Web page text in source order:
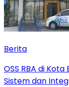
Berita
‎OSS RBA di
Sistem dan